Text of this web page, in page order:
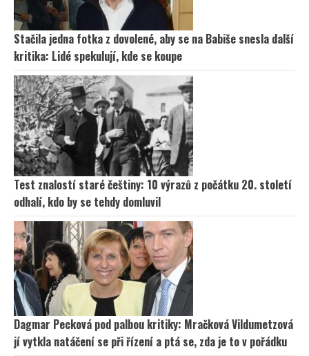
Stačila jedna fotka z dovolené, aby se na Babiše snesla další
kritika: Lidé spekulují, kde se koupe
Test znalostí staré češtiny: 10 výrazů z počátku 20. století
odhalí, kdo by se tehdy domluvil
Dagmar Pecková pod palbou kritiky: Mračková Vildumetzová
jí vytkla natáčení se při řízení a ptá se, zda je to v pořádku